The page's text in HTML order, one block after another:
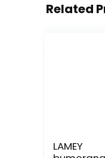
Related
LAMEY